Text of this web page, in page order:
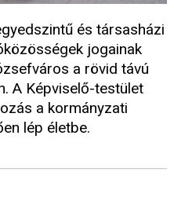
és társasházi
jogainak
a rövid távú
A Képviselő-testület
a kormányzati
lép életbe.